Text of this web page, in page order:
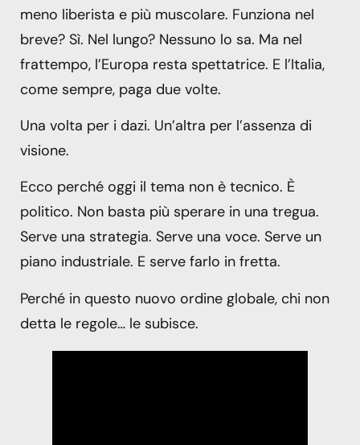
meno liberista e più muscolare. Funziona nel
breve? Sì. Nel lungo? Nessuno lo sa. Ma nel
frattempo, l’Europa resta spettatrice. E l’Italia,
come sempre, paga due volte.
Una volta per i dazi. Un’altra per l’assenza di
visione.
Ecco perché oggi il tema non è tecnico. È
politico. Non basta più sperare in una tregua.
Serve una strategia. Serve una voce. Serve un
piano industriale. E serve farlo in fretta.
Perché in questo nuovo ordine globale, chi non
detta le regole… le subisce.